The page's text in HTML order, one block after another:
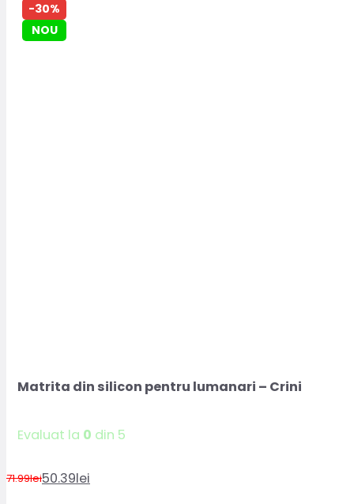
-30%
NOU
Matrita din silicon pentru lumanari – Crini
Evaluat la 0 din 5
71.99lei
Prețul50.39lei
Prețul